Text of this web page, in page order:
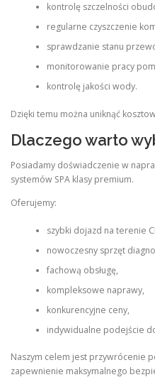
kontrolę szczelności
regularne czyszczenie
sprawdzanie stanu
monitorowanie pracy
kontrolę jakości wody.
Dzięki temu można uniknąć
Dlaczego warto
Posiadamy doświadczenie w
systemów SPA klasy premium.
Oferujemy:
szybki dojazd na terenie
nowoczesny sprzęt
fachową obsługę,
kompleksowe naprawy,
konkurencyjne ceny,
indywidualne podejście
Naszym celem jest przywrócenie
zapewnienie maksymalnego